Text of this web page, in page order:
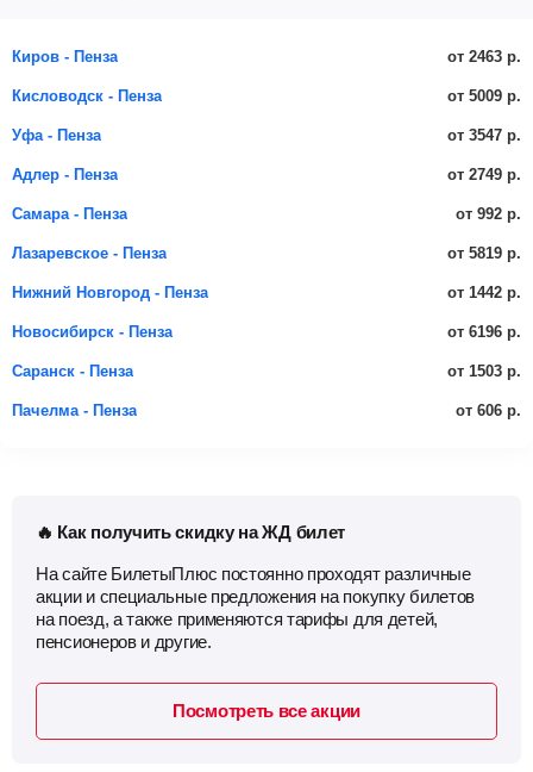
Киров - Пенза от 2463 р.
Кисловодск - Пенза от 5009 р.
Уфа - Пенза от 3547 р.
Адлер - Пенза от 2749 р.
Самара - Пенза от 992 р.
Лазаревское - Пенза от 5819 р.
Нижний Новгород - Пенза от 1442 р.
Новосибирск - Пенза от 6196 р.
Саранск - Пенза от 1503 р.
Пачелма - Пенза от 606 р.
🔥 Как получить скидку на ЖД билет
На сайте БилетыПлюс постоянно проходят различные
акции и специальные предложения на покупку билетов
на поезд, а также применяются тарифы для детей,
пенсионеров и другие.
Посмотреть все акции